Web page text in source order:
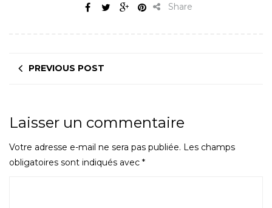
Share
PREVIOUS POST
Laisser un commentaire
Votre adresse e-mail ne sera pas publiée. Les champs
obligatoires sont indiqués avec *